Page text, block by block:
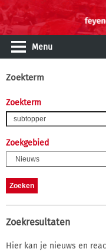
Menu
Zoekterm
Zoekterm
Zoekgebied
Zoekresultaten
Hier kan je nieuws en